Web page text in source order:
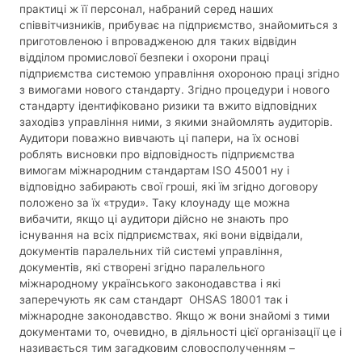
практиці ж її персонал, набраний серед наших
співвітчизників, прибуває на підприємство, знайомиться з
приготовленою і впровадженою для таких відвідин
відділом промислової безпеки і охорони праці
підприємства системою управління охороною праці згідно
з вимогами нового стандарту. Згідно процедури і нового
стандарту ідентифіковано ризики та вжито відповідних
заходівз управління ними, з якими знайомлять аудиторів.
Аудитори поважно вивчають ці папери, на їх основі
роблять висновки про відповідность підприємства
вимогам міжнародним стандартам ISO 45001 ну і
відповідно забирають свої гроші, які їм згідно договору
положено за їх «труди». Таку клоунаду ще можна
вибачити, якщо ці аудитори дійсно не знають про
існування на всіх підприємствах, які вони відвідали,
документів паралельних тій системі управління,
документів, які створені згідно паралельного
міжнародному українського законодавства і які
заперечують як сам стандарт OHSAS 18001 так і
міжнародне законодавство. Якщо ж вони знайомі з тими
документами то, очевидно, в діяльності цієї організації це і
називається тим загадковим словосполученням –